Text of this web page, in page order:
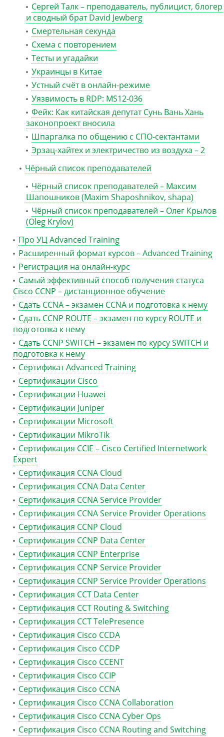
Сергей Талк – преподаватель, публицист, блогер
и сводный брат David Jewberg
Смертельная секунда
Схема с повторением
Тесты и угадайки
Украинцы в Китае
Устный счёт в онлайн-режиме
Уязвимость в RDP: MS12-036
Фейк: Как китайская депутат Сунь Вань Хань
законопроект вносила
Шпаргалка по общению с СПО-сектантами
Эрзац-хайтех и электричество из воздуха – 2
Чёрный список преподавателей
Чёрный список преподавателей – Максим
Шапошников (Maxim Shaposhnikov, shapa)
Чёрный список преподавателей – Олег Крылов
(Oleg Krylov)
Про УЦ Advanced Training
Расширенный формат курсов – Advanced Training
Регистрация на онлайн-курс
Самый эффективный способ получения статуса
Cisco CCNP – дистанционное обучение
Сдать CCNA – экзамен CCNA и подготовка к нему
Сдать CCNP ROUTE – экзамен по курсу ROUTE и
подготовка к нему
Сдать CCNP SWITCH – экзамен по курсу SWITCH и
подготовка к нему
Сертификат Advanced Training
Сертификации Cisco
Сертификации Huawei
Сертификации Juniper
Сертификации Microsoft
Сертификации MikroTik
Сертификация CCIE – Cisco Certified Internetwork
Expert
Сертификация CCNA Cloud
Сертификация CCNA Data Center
Сертификация CCNA Service Provider
Сертификация CCNA Service Provider Operations
Сертификация CCNP Cloud
Сертификация CCNP Data Center
Сертификация CCNP Enterprise
Сертификация CCNP Service Provider
Сертификация CCNP Service Provider Operations
Сертификация CCT Data Center
Сертификация CCT Routing & Switching
Сертификация CCT TelePresence
Сертификация Cisco CCDA
Сертификация Cisco CCDP
Сертификация Cisco CCENT
Сертификация Cisco CCIP
Сертификация Cisco CCNA
Сертификация Cisco CCNA Collaboration
Сертификация Cisco CCNA Cyber Ops
Сертификация Cisco CCNA Routing and Switching